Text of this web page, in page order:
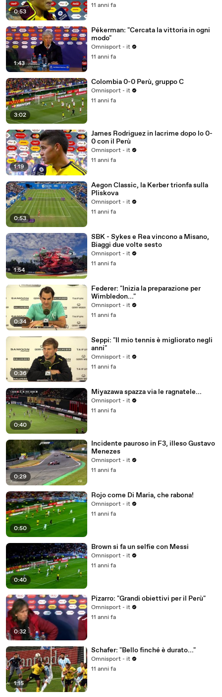
0:53
11 anni fa
1:43
Pékerman: "Cercata la vittoria in ogni
modo"
Omnisport - it
11 anni fa
3:02
Colombia 0-0 Perù, gruppo C
Omnisport - it
11 anni fa
1:19
James Rodriguez in lacrime dopo lo 0-
0 con il Perù
Omnisport - it
11 anni fa
0:53
Aegon Classic, la Kerber trionfa sulla
Pliskova
Omnisport - it
11 anni fa
1:54
SBK - Sykes e Rea vincono a Misano,
Biaggi due volte sesto
Omnisport - it
11 anni fa
0:34
Federer: "Inizia la preparazione per
Wimbledon..."
Omnisport - it
11 anni fa
0:36
Seppi: "Il mio tennis è migliorato negli
anni"
Omnisport - it
11 anni fa
0:40
Miyazawa spazza via le ragnatele...
Omnisport - it
11 anni fa
0:29
Incidente pauroso in F3, illeso Gustavo
Menezes
Omnisport - it
11 anni fa
0:50
Rojo come Di Maria, che rabona!
Omnisport - it
11 anni fa
0:40
Brown si fa un selfie con Messi
Omnisport - it
11 anni fa
0:32
Pizarro: "Grandi obiettivi per il Perù"
Omnisport - it
11 anni fa
1:15
Schafer: "Bello finché è durato..."
Omnisport - it
11 anni fa